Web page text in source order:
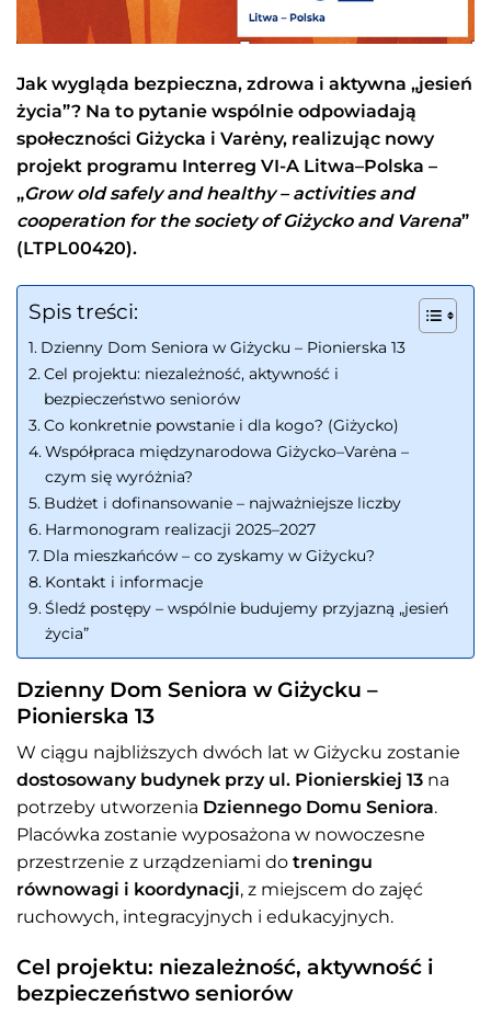
Jak wygląda bezpieczna, zdrowa i aktywna „jesień
życia”? Na to pytanie wspólnie odpowiadają
społeczności Giżycka i Varėny, realizując nowy
projekt programu Interreg VI-A Litwa–Polska –
„Grow old safely and healthy – activities and
cooperation for the society of Giżycko and Varena”
(LTPL00420).
Spis treści:
Dzienny Dom Seniora w Giżycku – Pionierska 13
Cel projektu: niezależność, aktywność i
bezpieczeństwo seniorów
Co konkretnie powstanie i dla kogo? (Giżycko)
Współpraca międzynarodowa Giżycko–Varėna –
czym się wyróżnia?
Budżet i dofinansowanie – najważniejsze liczby
Harmonogram realizacji 2025–2027
Dla mieszkańców – co zyskamy w Giżycku?
Kontakt i informacje
Śledź postępy – wspólnie budujemy przyjazną „jesień
życia”
Dzienny Dom Seniora w Giżycku –
Pionierska 13
W ciągu najbliższych dwóch lat w Giżycku zostanie
dostosowany budynek przy ul. Pionierskiej 13 na
potrzeby utworzenia Dziennego Domu Seniora.
Placówka zostanie wyposażona w nowoczesne
przestrzenie z urządzeniami do treningu
równowagi i koordynacji, z miejscem do zajęć
ruchowych, integracyjnych i edukacyjnych.
Cel projektu: niezależność, aktywność i
bezpieczeństwo seniorów